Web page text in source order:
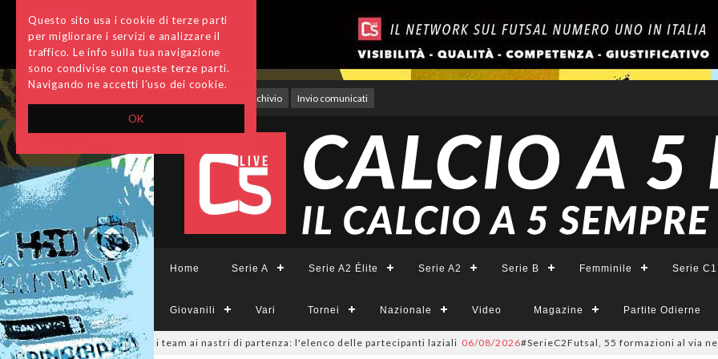
OK
Questo sito usa i cookie di terze parti
per migliorare i servizi e analizzare il
traffico. Le info sulla tua navigazione
sono condivise con queste terze parti.
Navigando ne accetti l'uso dei cookie.
Archivio Invio comunicati
Home Serie A Serie A2 Élite Serie A2 Serie B Femminile Serie C1
Giovanili Vari Tornei Nazionale Video Magazine Partite Odierne
sono 14 i team ai nastri di partenza: l'elenco delle partecipanti laziali 06/08/2026#SerieC2Futsal, 55 formazioni al via nel